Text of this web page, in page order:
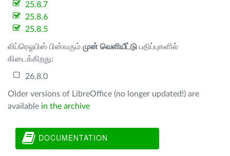
25.8.7
25.8.6
25.8.5
லிப்ரெஓபிஸ் பின்வரும் முன் வெளியீட்டு பதிப்புகளில்
கிடைக்கிறது:
26.8.0
Older versions of LibreOffice (no longer updated!) are
available in the archive
DOCUMENTATION